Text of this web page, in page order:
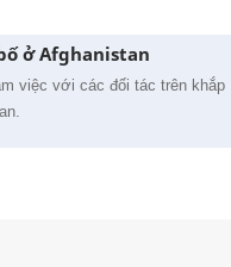
ở Afghanistan
việc với các đối tác trên khắp